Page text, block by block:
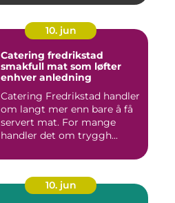
10. jun
Catering fredrikstad
smakfull mat som løfter
enhver anledning
Catering Fredrikstad handler
om langt mer enn bare å få
servert mat. For mange
handler det om tryggh...
10. jun